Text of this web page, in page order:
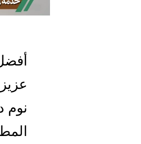
نوم